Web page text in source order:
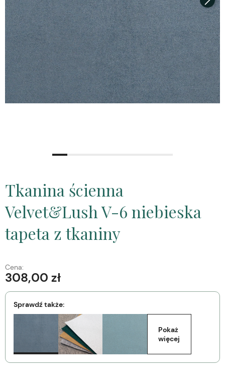
Tkanina ścienna
Velvet&Lush V-6 niebieska
tapeta z tkaniny
Cena:
308,00 zł
Sprawdź także:
Pokaż
więcej